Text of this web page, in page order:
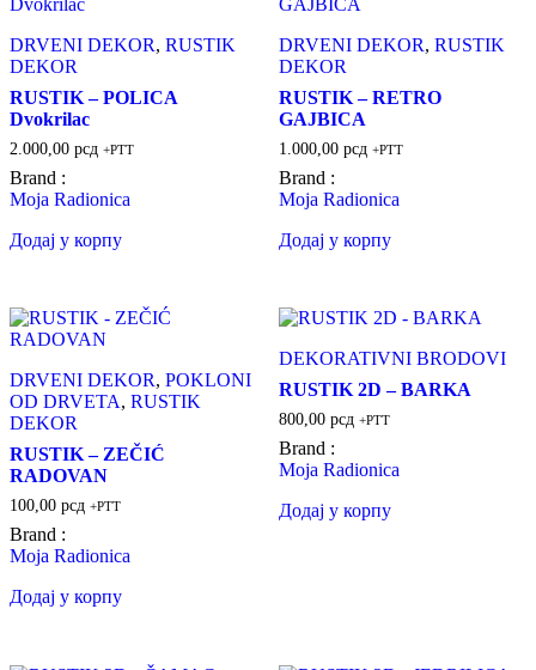
DRVENI DEKOR, RUSTIK
DEKOR
RUSTIK – POLICA
Dvokrilac
2.000,00 рсд +PTT
Brand :
Moja Radionica
Додај у корпу
DRVENI DEKOR, RUSTIK
DEKOR
RUSTIK – RETRO
GAJBICA
1.000,00 рсд +PTT
Brand :
Moja Radionica
Додај у корпу
DRVENI DEKOR, POKLONI
OD DRVETA, RUSTIK
DEKOR
RUSTIK – ZEČIĆ
RADOVAN
100,00 рсд +PTT
Brand :
Moja Radionica
Додај у корпу
DEKORATIVNI BRODOVI
RUSTIK 2D – BARKA
800,00 рсд +PTT
Brand :
Moja Radionica
Додај у корпу